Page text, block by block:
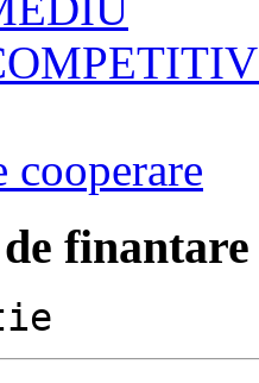
finantare